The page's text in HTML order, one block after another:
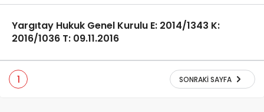
Yargıtay Hukuk Genel Kurulu E: 2014/1343 K:
2016/1036 T: 09.11.2016
1 SONRAKI SAYFA